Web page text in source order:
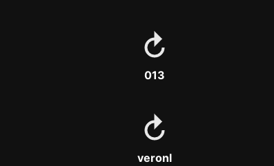
013
veronline